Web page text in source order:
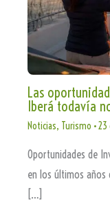
Las
Iberá todavía
Noticias, Turismo •23
Oportunidades de
en los últimos años
[…]